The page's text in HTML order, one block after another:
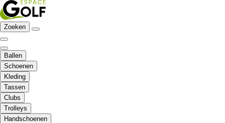
Zoeken
Ballen
Schoenen
Kleding
Tassen
Clubs
Trolleys
Handschoenen